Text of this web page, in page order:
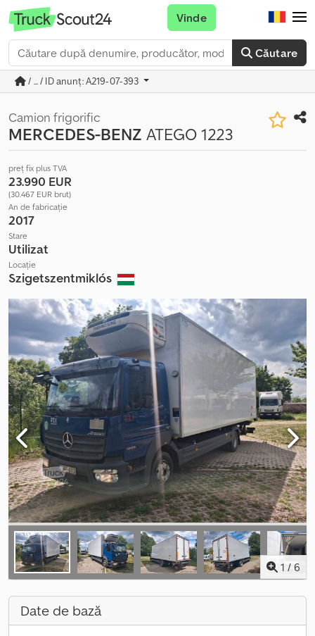
Căutare
Vinde
/ ... / ID anunț: A219-07-393
Camion frigorific
MERCEDES-BENZ ATEGO 1223
preț fix plus TVA
23.990 EUR
(30.467 EUR brut)
An de fabricație
2017
Stare
Utilizat
Locație
Szigetszentmiklós
1 / 6
Date de bază